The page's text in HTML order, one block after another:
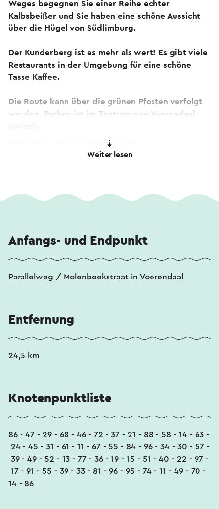
Weges begegnen Sie einer Reihe echter
Kalbsbeißer und Sie haben eine schöne Aussicht
über die Hügel von Südlimburg.
Der Kunderberg ist es mehr als wert! Es gibt viele
Restaurants in der Umgebung für eine schöne
Tasse Kaffee.
Die Route kann über die grünen Pfosten verfolgt
werden. Parken ist im Zentrum von Voerendaal
Dieser Text wurde mit Hilfe eines Online-
Übersetzungsdienstes automatisch übersetzt.
Weiter lesen
Anfangs- und Endpunkt
Parallelweg / Molenbeekstraat in Voerendaal
Entfernung
24,5 km
Knotenpunktliste
86 - 47 - 29 - 68 - 46 - 72 - 37 - 21 - 88 - 58 - 14 - 63 -
24 - 45 - 31 - 61 - 11 - 67 - 55 - 84 - 96 - 34 - 30 - 57 -
39 - 49 - 52 - 13 - 77 - 36 - 19 - 15 - 51 - 40 - 22 - 97 -
17 - 91 - 55 - 39 - 33 - 81 - 96 - 95 - 74 - 11 - 49 - 70 -
14 - 86